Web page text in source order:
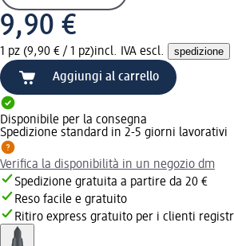
9,90 €
1 pz (9,90 € / 1 pz)incl. IVA escl. spedizione
Aggiungi al carrello
Disponibile per la consegna
Spedizione standard in 2-5 giorni lavorativi
Verifica la disponibilità in un negozio dm
Spedizione gratuita a partire da 20 €
Reso facile e gratuito
Ritiro express gratuito per i clienti